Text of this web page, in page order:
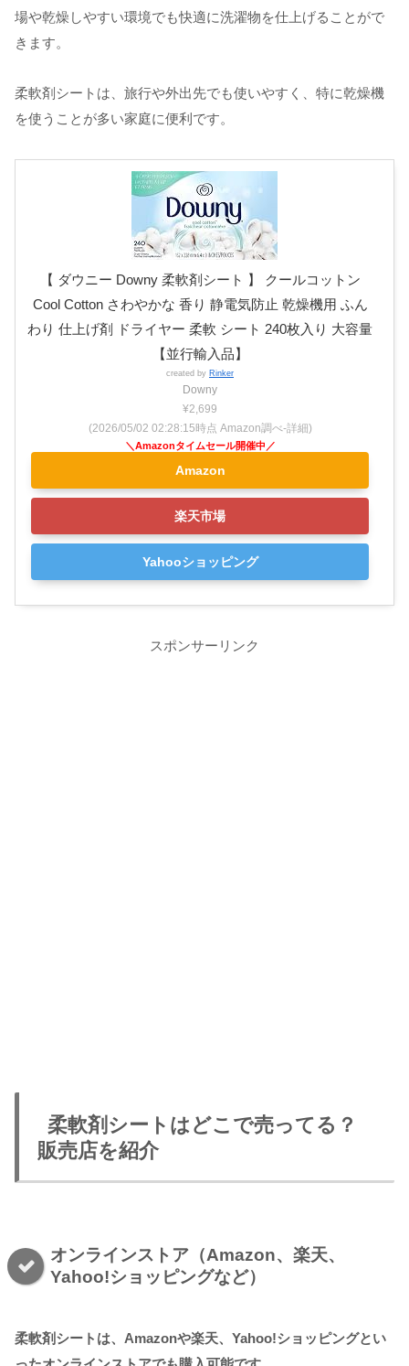
場や乾燥しやすい環境でも快適に洗濯物を仕上げることがで
きます。
柔軟剤シートは、旅行や外出先でも使いやすく、特に乾燥機
を使うことが多い家庭に便利です。
【 ダウニー Downy 柔軟剤シート 】 クールコットン
Cool Cotton さわやかな 香り 静電気防止 乾燥機用 ふん
わり 仕上げ剤 ドライヤー 柔軟 シート 240枚入り 大容量
【並行輸入品】
created by Rinker
Downy
¥2,699
(2026/05/02 02:28:15時点 Amazon調べ-詳細)
Amazon
楽天市場
Yahooショッピング
スポンサーリンク
柔軟剤シートはどこで売ってる？
販売店を紹介
オンラインストア（Amazon、楽天、
Yahoo!ショッピングなど）
柔軟剤シートは、Amazonや楽天、Yahoo!ショッピングとい